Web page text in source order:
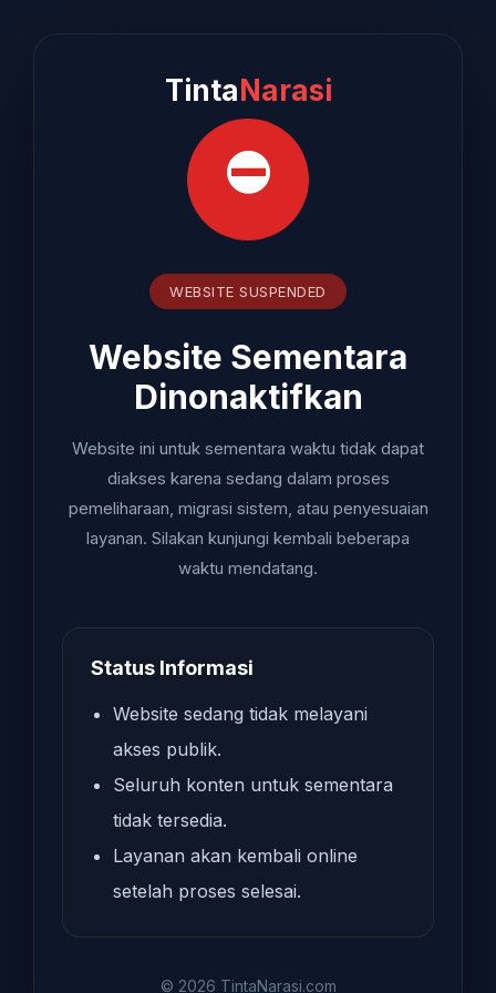
TintaNarasi
⛔
WEBSITE SUSPENDED
Website Sementara
Dinonaktifkan
Website ini untuk sementara waktu tidak dapat
diakses karena sedang dalam proses
pemeliharaan, migrasi sistem, atau penyesuaian
layanan. Silakan kunjungi kembali beberapa
waktu mendatang.
Status Informasi
Website sedang tidak melayani
akses publik.
Seluruh konten untuk sementara
tidak tersedia.
Layanan akan kembali online
setelah proses selesai.
© 2026 TintaNarasi.com